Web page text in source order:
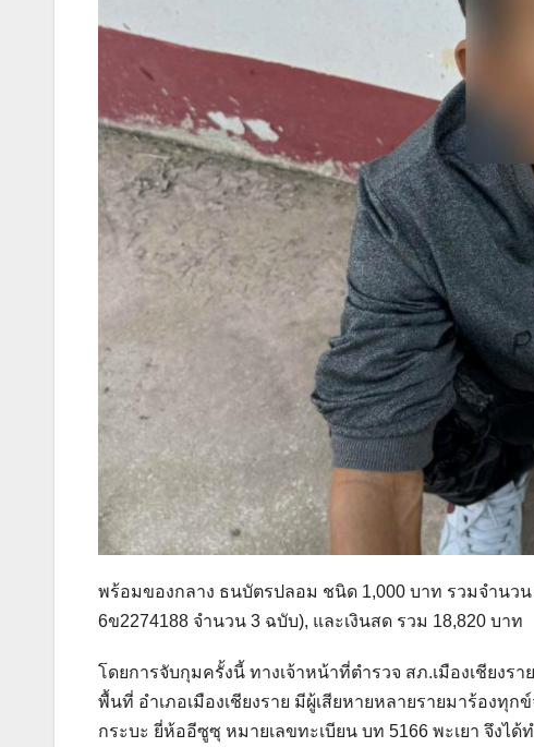
พร้อมของกลาง ธนบัตรปลอม ชนิด 1,000 บาท รวมจำนว
6ข2274188 จำนวน 3 ฉบับ), และเงินสด รวม 18,820 บาท
โดยการจับกุมครั้งนี้ ทางเจ้าหน้าที่ตำรวจ สภ.เมืองเชียง
พื้นที่ อําเภอเมืองเชียงราย มีผู้เสียหายหลายรายมาร้องทุ
กระบะ ยี่ห้ออีซูซุ หมายเลขทะเบียน บท 5166 พะเยา จึงไ